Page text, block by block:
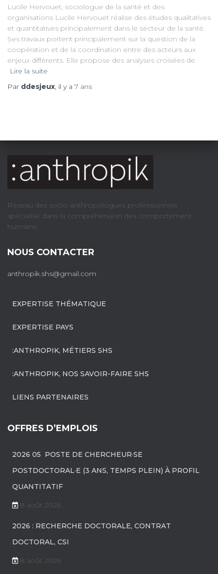
Lucile Hervouet, sociologue de la santé et des
organisations Lucile Hervouet réalise des études qualitatives
et quantitatives principalement dans le secteur de la santé.
Ses travaux portent principalement sur la question de la
coopération et de la coordination entre des acteurs aux
enjeux différents. Elle propose des analyses croisées de
Lire la suite
Par ddesjeux, il y a 7 ans
Réseau des socio-anthropologues professionnels
spécialisé dans la compréhension des comportement
humains.
NOUS CONTACTER
anthropik.shs@gmail.com
EXPERTISE THÉMATIQUE
EXPERTISE PAYS
:ANTHROPIK, MÉTIERS SHS
:ANTHROPIK, NOS SAVOIR-FAIRE SHS
LIENS PARTENAIRES
OFFRES D’EMPLOIS
2026 05 POSTE DE CHERCHEUR·SE
POSTDOCTORAL·E (3 ANS, TEMPS PLEIN) À PROFIL
QUANTITATIF
8 août 2026
2026 : RECHERCHE DOCTORALE, CONTRAT
DOCTORAL, CSI
8 août 2026